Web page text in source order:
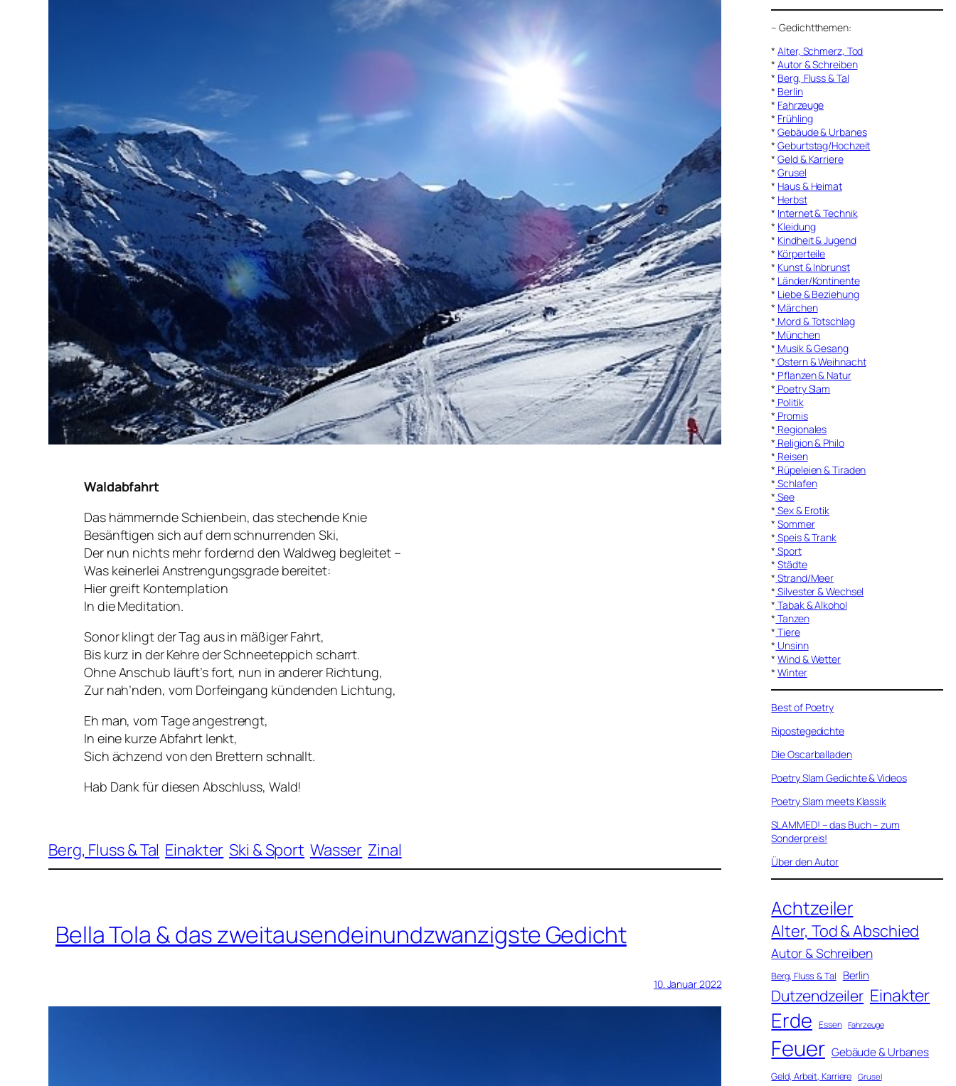
Waldabfahrt
Das hämmernde Schienbein, das stechende Knie
Besänftigen sich auf dem schnurrenden Ski,
Der nun nichts mehr fordernd den Waldweg begleitet –
Was keinerlei Anstrengungsgrade bereitet:
Hier greift Kontemplation
In die Meditation.
Sonor klingt der Tag aus in mäßiger Fahrt,
Bis kurz in der Kehre der Schneeteppich scharrt.
Ohne Anschub läuft’s fort, nun in anderer Richtung,
Zur nah’nden, vom Dorfeingang kündenden Lichtung,
Eh man, vom Tage angestrengt,
In eine kurze Abfahrt lenkt,
Sich ächzend von den Brettern schnallt.
Hab Dank für diesen Abschluss, Wald!
Berg, Fluss & Tal Einakter Ski & Sport Wasser Zinal
Bella Tola & das zweitausendeinundzwanzigste Gedicht
10. Januar 2022
–Gedichtthemen:
*Alter, Schmerz, Tod
*Autor & Schreiben
* Berg, Fluss & Tal
* Berlin
* Fahrzeuge
* Frühling
*Gebäude & Urbanes
*Geburtstag/Hochzeit
*Geld & Karriere
*Grusel
* Haus & Heimat
* Herbst
* Internet & Technik
* Kleidung
* Kindheit & Jugend
* Körperteile
* Kunst & Inbrunst
* Länder/Kontinente
* Liebe & Beziehung
* Märchen
* Mord & Totschlag
* München
* Musik & Gesang
* Ostern & Weihnacht
* Pflanzen & Natur
* Poetry Slam
* Politik
* Promis
* Regionales
* Religion & Philo
* Reisen
* Rüpeleien & Tiraden
* Schlafen
* See
* Sex & Erotik
*Sommer
* Speis & Trank
* Sport
*Städte
* Strand/Meer
* Silvester & Wechsel
* Tabak & Alkohol
* Tanzen
* Tiere
* Unsinn
*Wind & Wetter
*Winter
Best of Poetry
Ripostegedichte
Die Oscarballaden
Poetry Slam Gedichte & Videos
Poetry Slam meets Klassik
SLAMMED! – das Buch – zum
Sonderpreis!
Über den Autor
Achtzeiler
Alter, Tod & Abschied
Autor & Schreiben
Berg, Fluss & Tal Berlin
Dutzendzeiler Einakter
Erde Essen Fahrzeuge
Feuer Gebäude & Urbanes
Geld, Arbeit, Karriere Grusel